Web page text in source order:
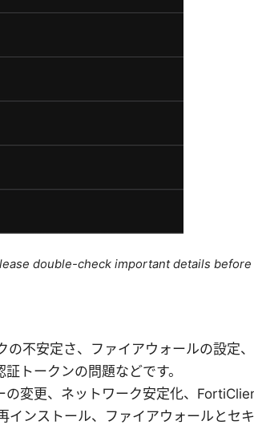
double-check important details
不安定さ、ファイアウォールの設定、
トークンの問題などです。
変更、ネットワーク安定化、
インストール、ファイアウォールとセ